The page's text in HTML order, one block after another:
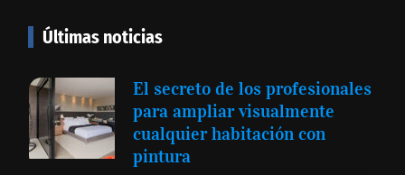
Últimas noticias
El secreto de los profesionales
para ampliar visualmente
cualquier habitación con
pintura